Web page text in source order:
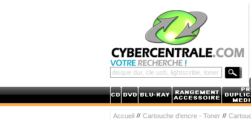
Accueil Cartouche d'encre - Toner